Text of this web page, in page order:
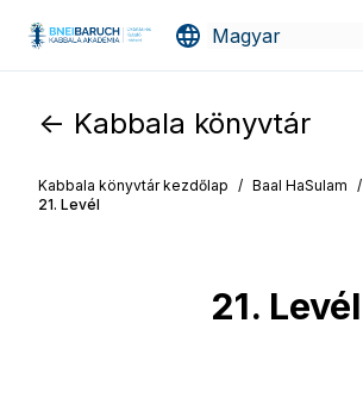
<- Kabbala könyvtár
Kabbala könyvtár kezdőlap / Baal HaSulam /
21. Levél
21. Levél